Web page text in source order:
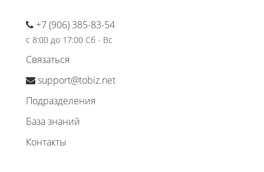
+7 (906) 385-83-54
с 8:00 до 17:00 Сб - Вс
Связаться
support@tobiz.net
Подразделения
База знаний
Контакты